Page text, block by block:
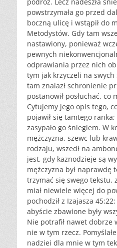
powstrzymała go przed
boczną ulicę i wstąpił do
Metodystów. Gdy tam
nastawiony, ponieważ
pewnych
odprawiania przez nich
tym jak krzyczeli na
tam znalazł schronienie
postanowił posłuchać,
Cytujemy jego opis tego,
pojawił się tamtego
zasypało go śniegiem. W
mężczyzna, szewc lub
rodzaju, wszedł na
jest, gdy kaznodzieje są
mężczyzna był naprawdę
trzymać się swego tekstu,
miał niewiele więcej do
pochodził z Izajasza
abyście zbawione były
Nie potrafił nawet dobrze
nie w tym rzecz.
nadziei dla mnie w tym